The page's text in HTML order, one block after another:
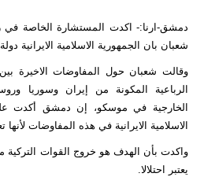
دمشق-ارنا:- اكدت المستشارة الخاصة في
شعبان بان الجمهورية الاسلامية الايرانية
وقالت شعبان حول المفاوضات الاخيرة
الرباعية المكونة من إيران وسوريا
الخارجية في موسكو، إن دمشق أكدت
الاسلامية الايرانية في هذه المفاوضات لأنها
واكدت بأن الهدف هو خروج القوات التركية
يعتبر احتلالا.